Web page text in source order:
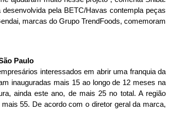
pela BETC/Havas contempla peças
marcas do Grupo TrendFoods, comemoram
Paulo
interessados em abrir uma franquia da
inauguradas mais 15 ao longo de 12 meses na
ainda este ano, de mais 25 no total. A região
55. De acordo com o diretor geral da marca,